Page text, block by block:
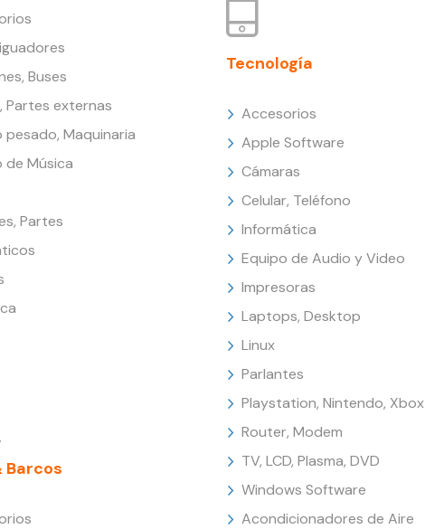
Buses
Partes externas
pesado, Maquinaria
de Música
Partes
Barcos
Tecnología
Accesorios
Apple Software
Cámaras
Celular, Teléfono
Informática
Equipo de Audio y Video
Impresoras
Laptops, Desktop
Linux
Parlantes
Playstation, Nintendo, Xbox
Router, Modem
TV, LCD, Plasma, DVD
Windows Software
Acondicionadores de Aire